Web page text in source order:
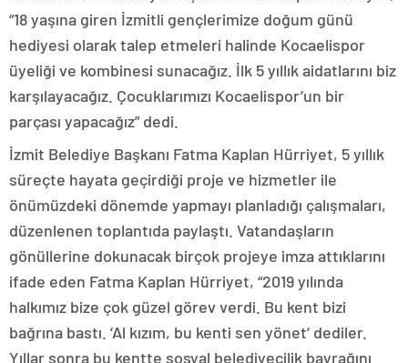
“18 yaşına giren İzmitli gençlerimize doğum günü
hediyesi olarak talep etmeleri halinde Kocaelispor
üyeliği ve kombinesi sunacağız. İlk 5 yıllık aidatlarını biz
karşılayacağız. Çocuklarımızı Kocaelispor’un bir
parçası yapacağız” dedi.
İzmit Belediye Başkanı Fatma Kaplan Hürriyet, 5 yıllık
süreçte hayata geçirdiği proje ve hizmetler ile
önümüzdeki dönemde yapmayı planladığı çalışmaları,
düzenlenen toplantıda paylaştı. Vatandaşların
gönüllerine dokunacak birçok projeye imza attıklarını
ifade eden Fatma Kaplan Hürriyet, “2019 yılında
halkımız bize çok güzel görev verdi. Bu kent bizi
bağrına bastı. ‘Al kızım, bu kenti sen yönet’ dediler.
Yıllar sonra bu kentte sosyal belediyecilik bayrağını